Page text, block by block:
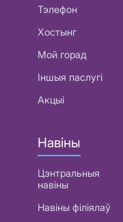
Тэлефон
Хостынг
Мой горад
Іншыя паслугі
Акцыі
Навіны
Цэнтральныя
навіны
Навіны філіялаў